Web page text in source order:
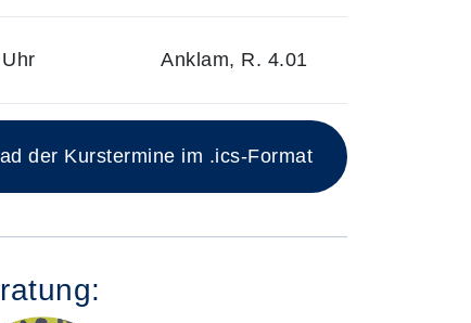
Anklam, R. 4.01
der Kurstermine im .ics-Format